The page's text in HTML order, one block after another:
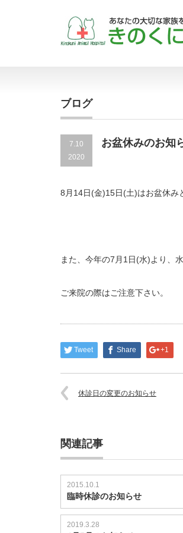
ブログ
7.10
2020
お盆休みのお知
8月14日(金)15日(土)はお盆休み
また、今年の7月1日(水)より、
ご来院の際はご注意下さい。
Tweet Share +1
休診日の変更のお知らせ
関連記事
2015.10.1
臨時休診のお知らせ
2019.3.28